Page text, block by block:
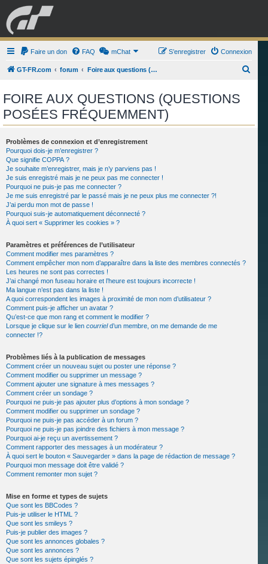
GRAN TURISMO FORUM
ESPORT BOUTIQUE
Faire un don FAQ mChat Connexion
S’enregistrer
GT-FR.com forum Foire aux questions (Questions posées fréquemment)
e
FOIRE AUX QUESTIONS (QUESTIONS
POSÉES FRÉQUEMMENT)
Problèmes de connexion et d’enregistrement
Pourquoi dois-je m’enregistrer ?
Que signifie COPPA ?
Je souhaite m’enregistrer, mais je n’y parviens pas !
Je suis enregistré mais je ne peux pas me connecter !
Pourquoi ne puis-je pas me connecter ?
Je me suis enregistré par le passé mais je ne peux plus me connecter ?!
J’ai perdu mon mot de passe !
Pourquoi suis-je automatiquement déconnecté ?
À quoi sert « Supprimer les cookies » ?
Paramètres et préférences de l’utilisateur
Comment modifier mes paramètres ?
Comment empêcher mon nom d’apparaître dans la liste des membres connectés ?
Les heures ne sont pas correctes !
J’ai changé mon fuseau horaire et l’heure est toujours incorrecte !
Ma langue n’est pas dans la liste !
A quoi correspondent les images à proximité de mon nom d’utilisateur ?
Comment puis-je afficher un avatar ?
Qu’est-ce que mon rang et comment le modifier ?
Lorsque je clique sur le lien courrield’un membre, on me demande de me
connecter !?
Problèmes liés à la publication de messages
Comment créer un nouveau sujet ou poster une réponse ?
Comment modifier ou supprimer un message ?
Comment ajouter une signature à mes messages ?
Comment créer un sondage ?
Pourquoi ne puis-je pas ajouter plus d’options à mon sondage ?
Comment modifier ou supprimer un sondage ?
Pourquoi ne puis-je pas accéder à un forum ?
Pourquoi ne puis-je pas joindre des fichiers à mon message ?
Pourquoi ai-je reçu un avertissement ?
Comment rapporter des messages à un modérateur ?
À quoi sert le bouton « Sauvegarder » dans la page de rédaction de message ?
Pourquoi mon message doit être validé ?
Comment remonter mon sujet ?
Mise en forme et types de sujets
Que sont les BBCodes ?
Puis-je utiliser le HTML ?
Que sont les smileys ?
Puis-je publier des images ?
Que sont les annonces globales ?
Que sont les annonces ?
Que sont les sujets épinglés ?